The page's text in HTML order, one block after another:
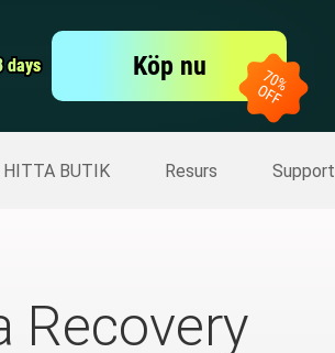
days
days Köp nu
HITTA BUTIK Resurs Support
Fler produkter
Recovery